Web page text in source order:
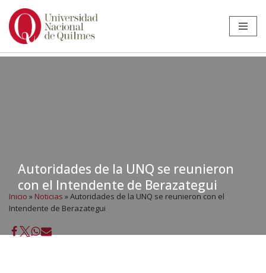
Ir
Autoridades de la UNQ se reunieron
con el Intendente de Berazategui
Inicio » Noticias »Autoridades de la UNQ se reunieron con el
Intendente de Berazategui